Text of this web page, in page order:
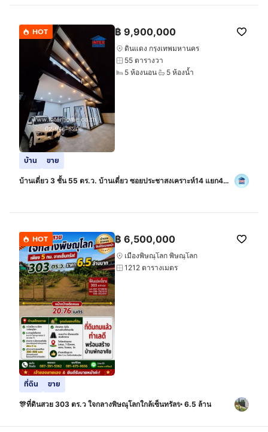
HOT ฿ 9,900,000
ดินแดง กรุงเทพมหานคร
55 ตารางวา
5 ห้องนอน
5 ห้องน้ำ
บ้าน ขาย
บ้านเดี่ยว 3 ชั้น 55 ตร.ว. บ้านเดี่ยว ซอยประชาสงเคราะห์14 แยก4
HOT ฿ 6,500,000
เมืองพิษณุโลก พิษณุโลก
1212 ตารางเมตร
ที่ดิน ขาย
🎊ที่ดินสวย 303 ตร.ว ใจกลางพิษณุโลกใกล้เซ็นทรัล✨ 6.5 ล้าน